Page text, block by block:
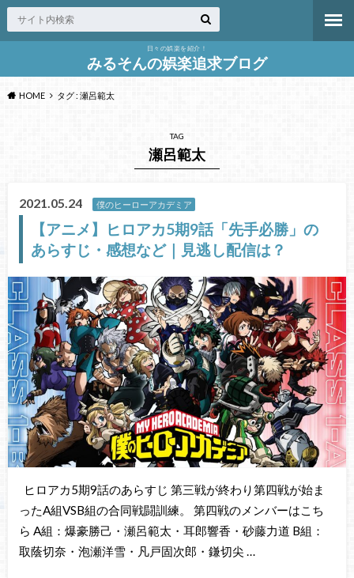
日々の娯楽を紹介！
みるそんの娯楽追求ブログ
HOME タグ : 瀬呂範太
TAG
瀬呂範太
2021.05.24 僕のヒーローアカデミア
【アニメ】ヒロアカ5期9話「先手必勝」の
あらすじ・感想など｜見逃し配信は？
ヒロアカ5期9話のあらすじ 第三戦が終わり第四戦が始ま
ったA組VSB組の合同戦闘訓練。 第四戦のメンバーはこち
ら A組：爆豪勝己・瀬呂範太・耳郎響香・砂藤力道 B組：
取蔭切奈・泡瀬洋雪・凡戸固次郎・鎌切尖 …